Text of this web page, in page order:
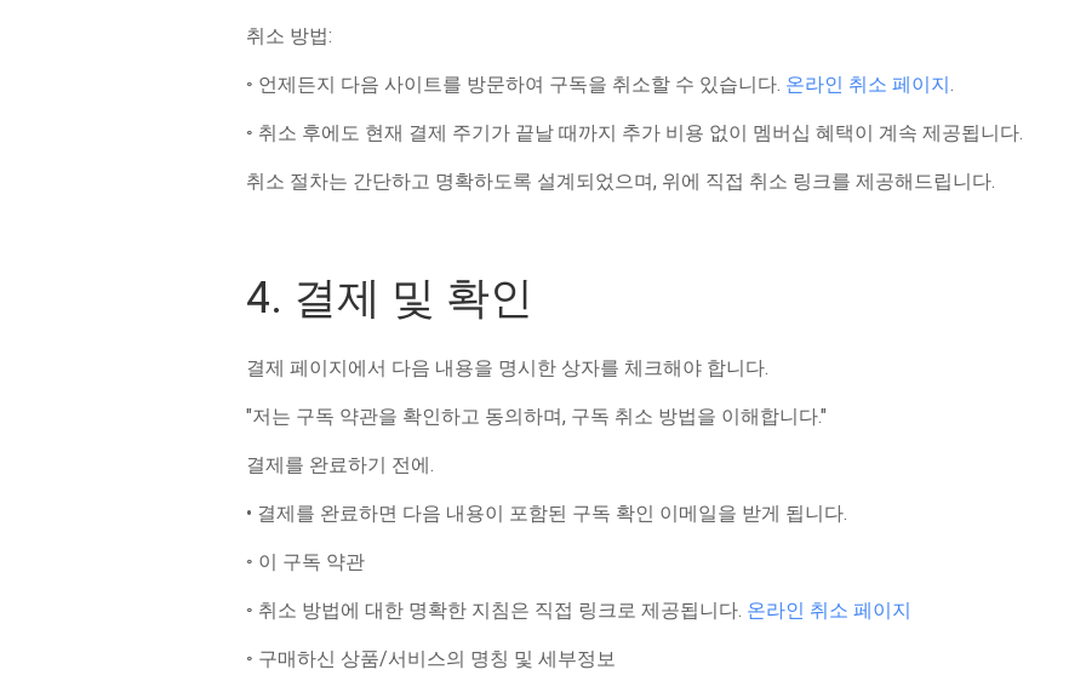
취소 방법:
◦ 언제든지 다음 사이트를 방문하여 구독을 취소할 수 있습니다. 온라인 취소 페이지.
◦ 취소 후에도 현재 결제 주기가 끝날 때까지 추가 비용 없이 멤버십 혜택이 계속 제공됩니다.
취소 절차는 간단하고 명확하도록 설계되었으며, 위에 직접 취소 링크를 제공해드립니다.
4. 결제 및 확인
결제 페이지에서 다음 내용을 명시한 상자를 체크해야 합니다.
"저는 구독 약관을 확인하고 동의하며, 구독 취소 방법을 이해합니다."
결제를 완료하기 전에.
• 결제를 완료하면 다음 내용이 포함된 구독 확인 이메일을 받게 됩니다.
◦ 이 구독 약관
◦ 취소 방법에 대한 명확한 지침은 직접 링크로 제공됩니다. 온라인 취소 페이지
◦ 구매하신 상품/서비스의 명칭 및 세부정보